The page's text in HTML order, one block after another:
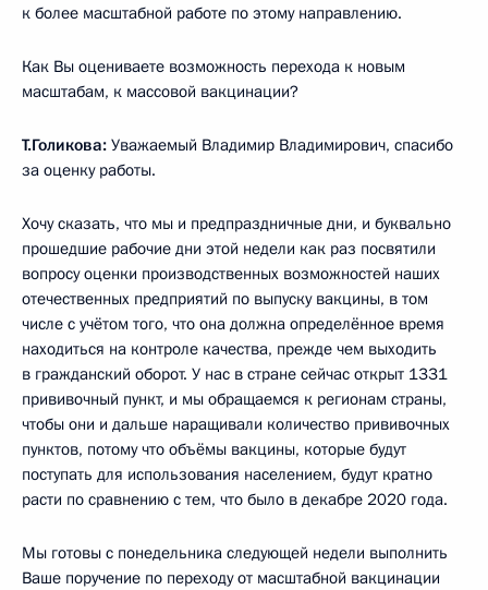
к более масштабной работе по этому направлению.
Как Вы оцениваете возможность перехода к новым
масштабам, к массовой вакцинации?
Т.Голикова: Уважаемый Владимир Владимирович, спасибо
за оценку работы.
Хочу сказать, что мы и предпраздничные дни, и буквально
прошедшие рабочие дни этой недели как раз посвятили
вопросу оценки производственных возможностей наших
отечественных предприятий по выпуску вакцины, в том
числе с учётом того, что она должна определённое время
находиться на контроле качества, прежде чем выходить
в гражданский оборот. У нас в стране сейчас открыт 1331
прививочный пункт, и мы обращаемся к регионам страны,
чтобы они и дальше наращивали количество прививочных
пунктов, потому что объёмы вакцины, которые будут
поступать для использования населением, будут кратно
расти по сравнению с тем, что было в декабре 2020 года.
Мы готовы с понедельника следующей недели выполнить
Ваше поручение по переходу от масштабной вакцинации